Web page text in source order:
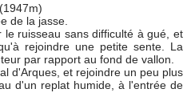
(1947m)
de la jasse.
ruisseau sans difficulté à gué, et
rejoindre une petite sente. La
par rapport au fond de vallon.
d'Arques, et rejoindre un peu plus
d'un replat humide, à l'entrée de